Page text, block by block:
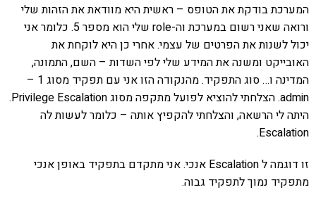
המערכת בודקת את הטופס – ראשית היא מוודאת את הזהות שלי
ורואה שאני רשום במערכת וה-role שלי הוא מספר 5. כלומר אני
יכול לשנות את הפרטים של עצמי. אחרי כן היא לוקחת את
האובייקט ומשנה את המידע שלי לפי השדות – השם, התמונה,
המדינה ו… סוג התפקיד. מהנקודה הזו אני עם תפקיד מסוג 1 –
admin. הצלחתי להוציא לפועל מתקפה מסוג Privilege Escalation.
היתה לי הרשאה, והצלחתי להקפיץ אותה – כלומר לעשות לה
Escalation.
זו דוגמה ל Escalation אנכי. אני מתקדם בתפקיד באופן אנכי
מתפקיד נמוך לתפקיד גבוה.